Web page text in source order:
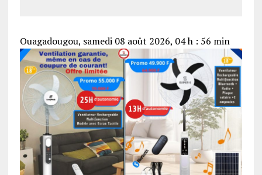
Ouagadougou, samedi 08 août 2026, 04 h : 56 min